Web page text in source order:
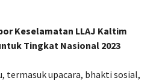
Keselamatan LLAJ Kaltim
Tingkat Nasional 2023
termasuk upacara, bhakti sosial,